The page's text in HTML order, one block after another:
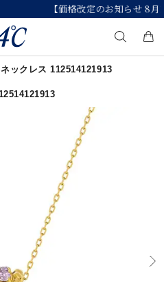
せ 8月17日(月)より 】
キーワードで検索する
#ダイヤモンド ネックレス
ックレス 112514121913